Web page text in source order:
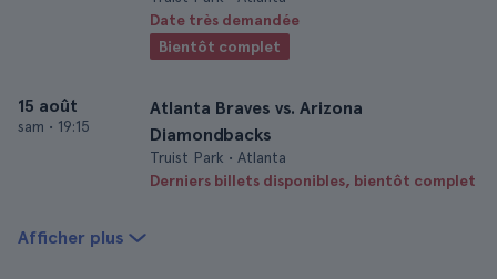
Date très demandée
Bientôt complet
15 août
sam • 19:15
Atlanta Braves vs. Arizona
Diamondbacks
Truist Park • Atlanta
Derniers billets disponibles, bientôt complet
Afficher plus